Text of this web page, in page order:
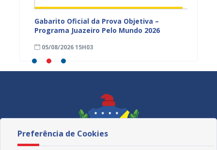
Gabarito Oficial da Prova Objetiva –
Programa Juazeiro Pelo Mundo 2026
05/08/2026 15H03
Preferência de Cookies